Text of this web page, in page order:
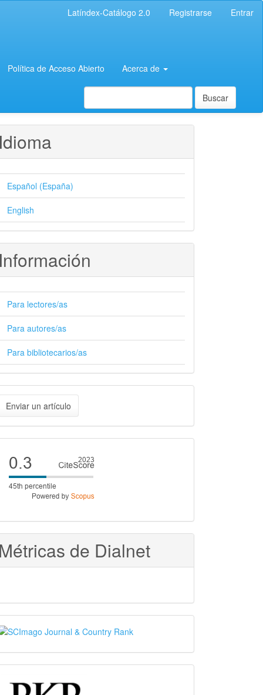
Latíndex-Catálogo 2.0 Registrarse Entrar
Política de Acceso Abierto Acerca de
Buscar
Español (España)
English
Para lectores/as
Para autores/as
Para bibliotecarios/as
Enviar un artículo
de Dialnet